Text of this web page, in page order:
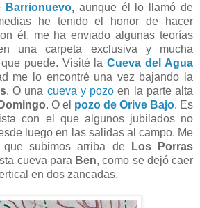
Barrionuevo, aunque él lo llamó de
he tenido el honor de hacer
él, me ha enviado algunas teorías
una carpeta exclusiva y mucha
que puede. Visité laCueva del Agua
me lo encontré una vez bajando la
. O una cueva y pozo en la parte alta
. O el pozo de Orive Bajo. Es
con el que algunos jubilados no
luego en las salidas al campo. Me
subimos arriba de
Los Porras
cueva para Ben, como se dejó caer
en dos zancadas.